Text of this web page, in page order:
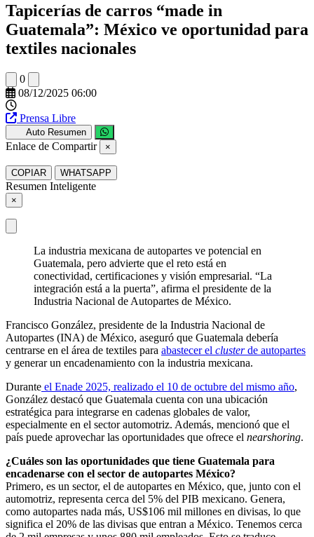
Tapicerías de carros “made in
Guatemala”: México ve oportunidad para
textiles nacionales
0
08/12/2025 06:00
Prensa Libre
Auto Resumen
Enlace de Compartir ×
COPIAR WHATSAPP
Resumen Inteligente
×
La industria mexicana de autopartes ve potencial en
Guatemala, pero advierte que el reto está en
conectividad, certificaciones y visión empresarial. “La
integración está a la puerta”, afirma el presidente de la
Industria Nacional de Autopartes de México.
Francisco González, presidente de la Industria Nacional de
Autopartes (INA) de México, aseguró que Guatemala debería
centrarse en el área de textiles para abastecer el clusterde autopartes
y generar un encadenamiento con la industria mexicana.
Durante el Enade 2025, realizado el 10 de octubre del mismo año,
González destacó que Guatemala cuenta con una ubicación
estratégica para integrarse en cadenas globales de valor,
especialmente en el sector automotriz. Además, mencionó que el
país puede aprovechar las oportunidades que ofrece el nearshoring.
¿Cuáles son las oportunidades que tiene Guatemala para
encadenarse con el sector de autopartes México?
Primero, es un sector, el de autopartes en México, que, junto con el
automotriz, representa cerca del 5% del PIB mexicano. Genera,
como autopartes nada más, US$106 mil millones en divisas, lo que
significa el 20% de las divisas que entran a México. Tenemos cerca